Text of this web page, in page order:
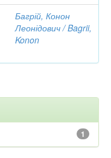
Багрій, Конон
Леонідович / Bagrii,
Konon
1